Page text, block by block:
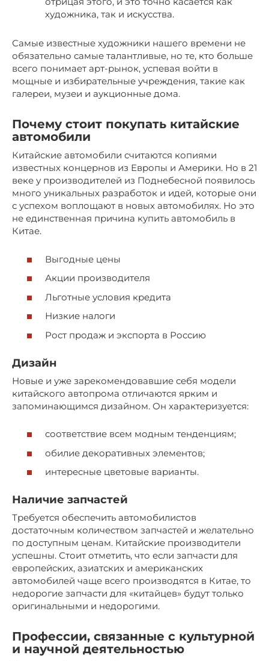
художника, так и искусства.
Самые известные художники нашего времени не
обязательно самые талантливые, но те, кто больше
всего понимает арт-рынок, успевая войти в
мощные и избирательные учреждения, такие как
галереи, музеи и аукционные дома.
Почему стоит покупать китайские
автомобили
Китайские автомобили считаются копиями
известных концернов из Европы и Америки. Но в 21
веке у производителей из Поднебесной появилось
много уникальных разработок и идей, которые они
с успехом воплощают в новых автомобилях. Но это
не единственная причина купить автомобиль в
Китае.
Выгодные цены
Акции производителя
Льготные условия кредита
Низкие налоги
Рост продаж и экспорта в Россию
Дизайн
Новые и уже зарекомендовавшие себя модели
китайского автопрома отличаются ярким и
запоминающимся дизайном. Он характеризуется:
соответствие всем модным тенденциям;
обилие декоративных элементов;
интересные цветовые варианты.
Наличие запчастей
Требуется обеспечить автомобилистов
достаточным количеством запчастей и желательно
по доступным ценам. Китайские производители
успешны. Стоит отметить, что если запчасти для
европейских, азиатских и американских
автомобилей чаще всего производятся в Китае, то
недорогие запчасти для «китайцев» будут только
оригинальными и недорогими.
Профессии, связанные с культурной
и научной деятельностью